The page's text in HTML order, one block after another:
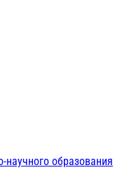
научного образования